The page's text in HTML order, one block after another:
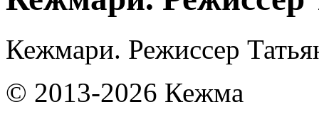
Кежмари. Режиссер
© 2013-2026 Кежма